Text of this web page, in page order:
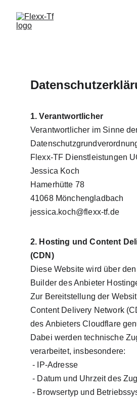
1. Verantwortlicher
Verantwortlicher im Sinne
Flexx-TF Dienstleistungen
Jessica Koch
Hamerhütte 78
41068 Mönchengladbach
jessica.koch@flexx-tf.de
2. Hosting und Content
(CDN)
Diese Website wird über
Builder des Anbieter
Zur Bereitstellung der
Content Delivery Network
des Anbieters Cloudflare
Dabei werden technische
verarbeitet, insbesondere:
- IP-Adresse
- Datum und Uhrzeit des
- Browsertyp und